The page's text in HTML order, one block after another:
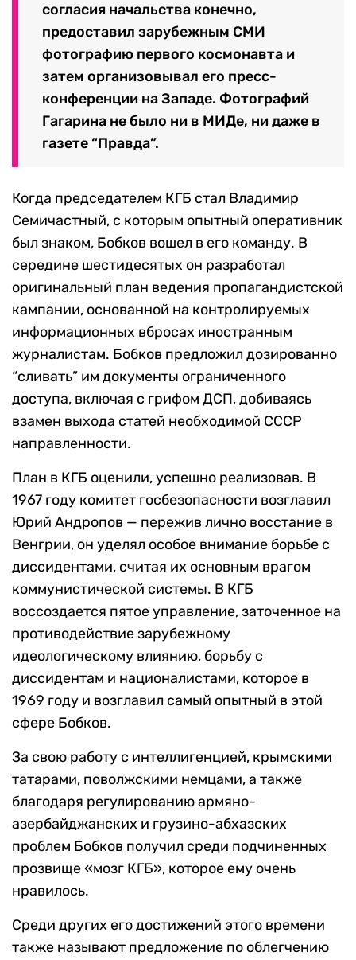
согласия начальства конечно,
предоставил зарубежным СМИ
фотографию первого космонавта и
затем организовывал его пресс-
конференции на Западе. Фотографий
Гагарина не было ни в МИДе, ни даже в
газете “Правда”.
Когда председателем КГБ стал Владимир
Семичастный, с которым опытный оперативник
был знаком, Бобков вошел в его команду. В
середине шестидесятых он разработал
оригинальный план ведения пропагандистской
кампании, основанной на контролируемых
информационных вбросах иностранным
журналистам. Бобков предложил дозированно
“сливать” им документы ограниченного
доступа, включая с грифом ДСП, добиваясь
взамен выхода статей необходимой СССР
направленности.
План в КГБ оценили, успешно реализовав. В
1967 году комитет госбезопасности возглавил
Юрий Андропов — пережив лично восстание в
Венгрии, он уделял особое внимание борьбе с
диссидентами, считая их основным врагом
коммунистической системы. В КГБ
воссоздается пятое управление, заточенное на
противодействие зарубежному
идеологическому влиянию, борьбу с
диссидентам и националистами, которое в
1969 году и возглавил самый опытный в этой
сфере Бобков.
За свою работу с интеллигенцией, крымскими
татарами, поволжскими немцами, а также
благодаря регулированию армяно-
азербайджанских и грузино-абхазских
проблем Бобков получил среди подчиненных
прозвище «мозг КГБ», которое ему очень
нравилось.
Среди других его достижений этого времени
также называют предложение по облегчению